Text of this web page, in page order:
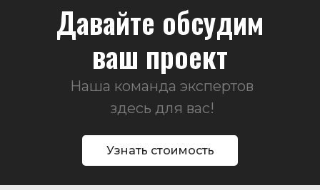
Давайте обсудим
ваш проект
Наша команда экспертов
здесь для вас!
Узнать стоимость